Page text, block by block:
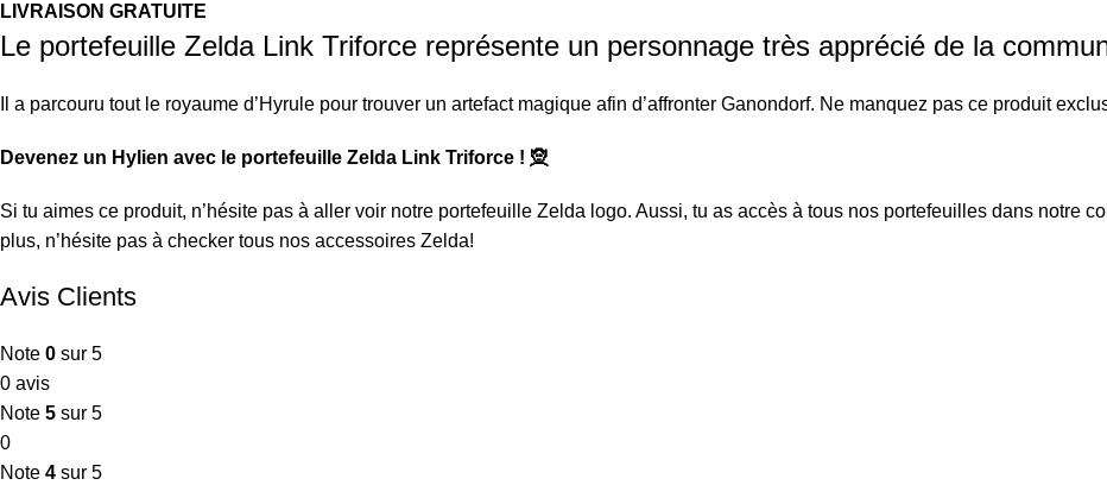
LIVRAISON GRATUITE
Le portefeuille Zelda Link Triforce représente un personnage très apprécié de la
Il a parcouru tout le royaume d’Hyrule pour trouver un artefact magique afin d’affronter Ganondorf. Ne manquez pas ce produit
Devenez un Hylien avec le portefeuille Zelda Link Triforce ! 🧝
Si tu aimes ce produit, n’hésite pas à aller voir notre portefeuille Zelda logo. Aussi, tu as accès à tous nos portefeuilles dans notre
plus, n’hésite pas à checker tous nos accessoires Zelda!
Avis Clients
Note 0 sur 5
0 avis
Note 5 sur 5
0
Note 4 sur 5